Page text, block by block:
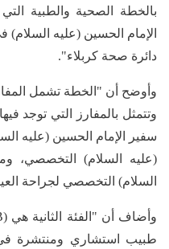
بالخطة الصحية والطبية
الإمام الحسين (عليه
دائرة صحة كربلاء".
وتتمثل بالمفارز التي
سفير الإمام الحسين (عليه
(عليه السلام) التخصصي،
السلام) التخصصي لجراحة
طبيب استشاري ومنتشرة